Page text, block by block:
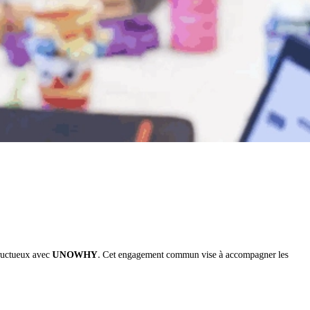
avec UNOWHY. Cet engagement commun vise à accompagner les